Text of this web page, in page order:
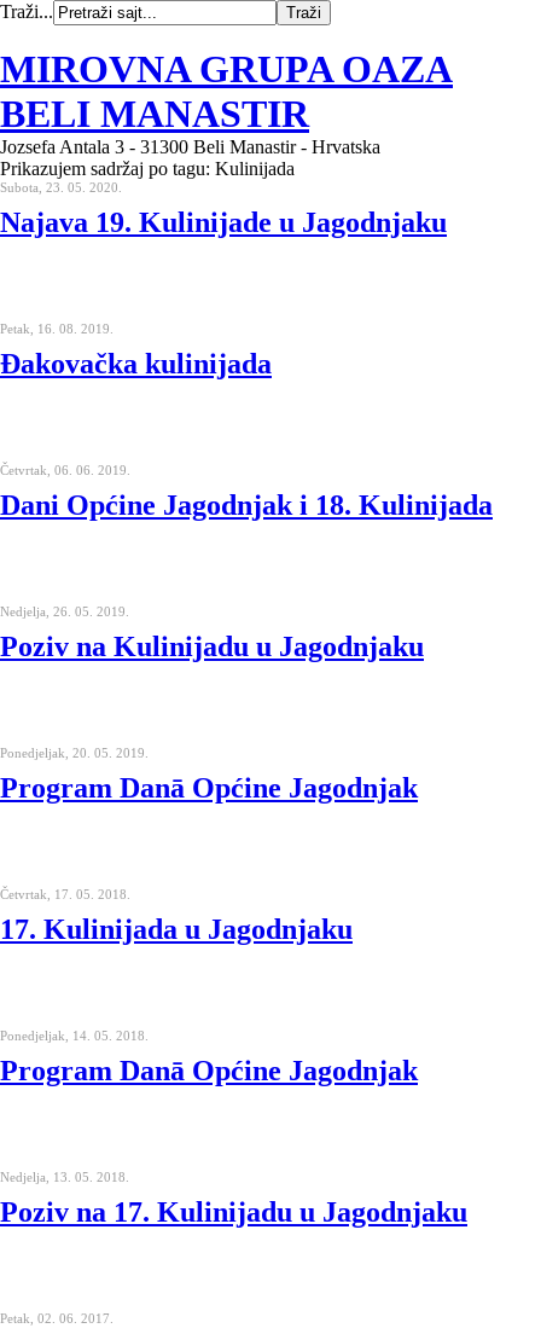
Traži...
MIROVNA GRUPA OAZA
BELI MANASTIR
Jozsefa Antala 3 - 31300 Beli Manastir - Hrvatska
Prikazujem sadržaj po tagu: Kulinijada
Subota, 23. 05. 2020.
Najava 19. Kulinijade u Jagodnjaku
Petak, 16. 08. 2019.
Đakovačka kulinijada
Četvrtak, 06. 06. 2019.
Dani Općine Jagodnjak i 18. Kulinijada
Nedjelja, 26. 05. 2019.
Poziv na Kulinijadu u Jagodnjaku
Ponedjeljak, 20. 05. 2019.
Program Danā Općine Jagodnjak
Četvrtak, 17. 05. 2018.
17. Kulinijada u Jagodnjaku
Ponedjeljak, 14. 05. 2018.
Program Danā Općine Jagodnjak
Nedjelja, 13. 05. 2018.
Poziv na 17. Kulinijadu u Jagodnjaku
Petak, 02. 06. 2017.